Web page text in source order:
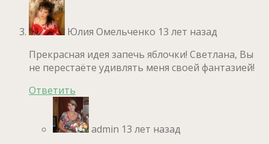
Юлия Омельченко 13 лет назад
Прекрасная идея запечь яблочки! Светлана, Вы
не перестаёте удивлять меня своей фантазией!
Ответить
admin 13 лет назад